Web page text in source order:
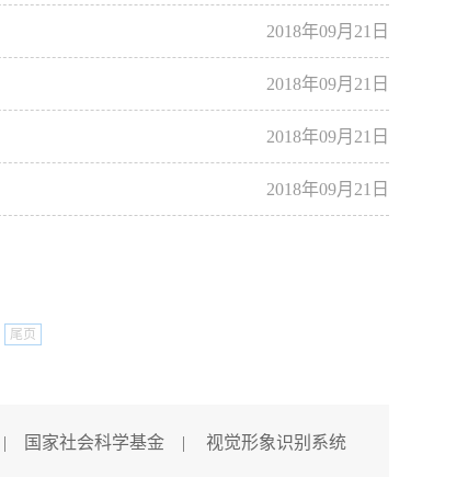
2018年09月21日
2018年09月21日
2018年09月21日
2018年09月21日
尾页
| 国家社会科学基金 | 视觉形象识别系统